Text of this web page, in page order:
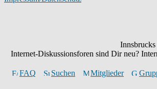
Internet-Diskussionsforen sind Dir neu?
FAQ Suchen Mitglieder